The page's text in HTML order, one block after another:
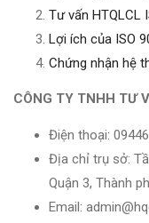
Tư vấn HTQLCL
Lợi ích của ISO
Chứng nhận hệ
CÔNG TY TNHH TƯ
Điện thoại:
Địa chỉ trụ sở:
Quận 3, Thành
Email: